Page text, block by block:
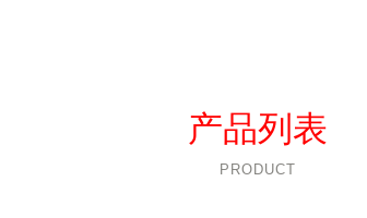
产品列表
PRODUCT